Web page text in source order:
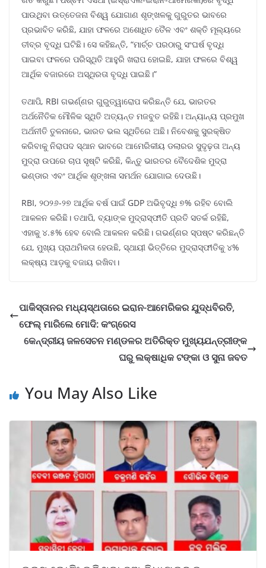
ପାଉଥିବା ଉତ୍ତେଜନା ବିଶ୍ୱ ଯୋଗାଣ ଶୃଙ୍ଖଳକୁ ଗୁରୁତର ଭାବରେ
ପ୍ରଭାବିତ କରିଛି, ଯାହା ଫଳରେ ଅଶୋଧିତ ତୈଳ ଏବଂ ଶକ୍ତି ମୂଲ୍ୟରେ
ତୀବ୍ର ବୃଦ୍ଧି ଘଟିଛି। ସେ କହିଛନ୍ତି, “ମାର୍ଚ୍ଚ ପରଠାରୁ ସଂଘର୍ଷ ବୃଦ୍ଧି
ପାଇବା ଫଳରେ ପରିସ୍ଥିତି ଆହୁରି ଖରାପ ହୋଇଛି, ଯାହା ଫଳରେ ବିଶ୍ୱ
ଆର୍ଥିକ ବଜାରରେ ଅସ୍ଥିରତା ବୃଦ୍ଧି ପାଇଛି।”
ତଥାପି, RBI ଗଭର୍ଣ୍ଣର ଗୁରୁତ୍ୱାରୋପ କରିଛନ୍ତି ଯେ, ଭାରତର
ଅର୍ଥନୈତିକ ମୌଳିକ ସ୍ଥିତି ଅତ୍ୟନ୍ତ ମଜବୁତ ରହିଛି। ଅନ୍ୟାନ୍ୟ ପ୍ରମୁଖ
ଅର୍ଥନୀତି ତୁଳନାରେ, ଭାରତ ଭଲ ସ୍ଥିତିରେ ଅଛି। ନିବେଶକୁ ସୁରକ୍ଷିତ
କରିବାକୁ ନିରାପଦ ସ୍ଥାନ ଭାବରେ ଆମେରିକୀୟ ଡଲାରର ସୁଦୃଢ଼ତା ଅନ୍ୟ
ମୁଦ୍ରା ଉପରେ ଚାପ ସୃଷ୍ଟି କରିଛି, କିନ୍ତୁ ଭାରତର ବୈଦେଶିକ ମୁଦ୍ରା
ଭଣ୍ଡାର ଏବଂ ଆର୍ଥିକ ଶୃଙ୍ଖଳା ସମର୍ଥନ ଯୋଗାଇ ଦେଉଛି।
RBI, ୨୦୨୬-୨୭ ଆର୍ଥିକ ବର୍ଷ ପାଇଁ GDP ଅଭିବୃଦ୍ଧି ୭% ରହିବ ବୋଲି
ଆକଳନ କରିଛି। ତଥାପି, ବ୍ୟାଙ୍କ ମୁଦ୍ରାସ୍ଫୀତି ପ୍ରତି ସତର୍କ ରହିଛି,
ଏହାକୁ ୪.୫% ହେବ ବୋଲି ଆକଳନ କରିଛି। ଗଭର୍ଣ୍ଣର ସ୍ପଷ୍ଟ କରିଛନ୍ତି
ଯେ, ମୁଖ୍ୟ ପ୍ରାଥମିକତା ହେଉଛି, ସ୍ଥାୟୀ ଭିତ୍ତିରେ ମୁଦ୍ରାସ୍ଫୀତିକୁ ୪%
ଲକ୍ଷ୍ୟ ଆଡ଼କୁ ବଜାୟ ରଖିବା।
ପାକିସ୍ତାନର ମଧ୍ୟସ୍ଥତାରେ ଇରାନ-ଆମେରିକର ଯୁଦ୍ଧବିରତି,
ଫେଲ୍ ମାରିଲେ ମୋଦି: କଂଗ୍ରେସ
କେନ୍ଦ୍ରୀୟ ଜଳସେଚନ ମଣ୍ଡଳର ଅତିରିକ୍ତ ମୁଖ୍ୟଯନ୍ତ୍ରୀଙ୍କ
ଘରୁ ଲକ୍ଷାଧିକ ଟଙ୍କା ଓ ସୁନା ଜବତ
You May Also Like